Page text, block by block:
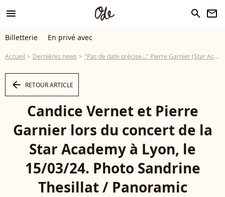
menu search newsletter
Billetterie En privé avec
Accueil Dernières news "Pas de date précise..." Pierre Garnier (Star Academy) : Révélation de taille sur la suite de sa carrière
arrow_left RETOUR ARTICLE
Candice Vernet et Pierre
Garnier lors du concert de la
Star Academy à Lyon, le
15/03/24. Photo Sandrine
Thesillat / Panoramic